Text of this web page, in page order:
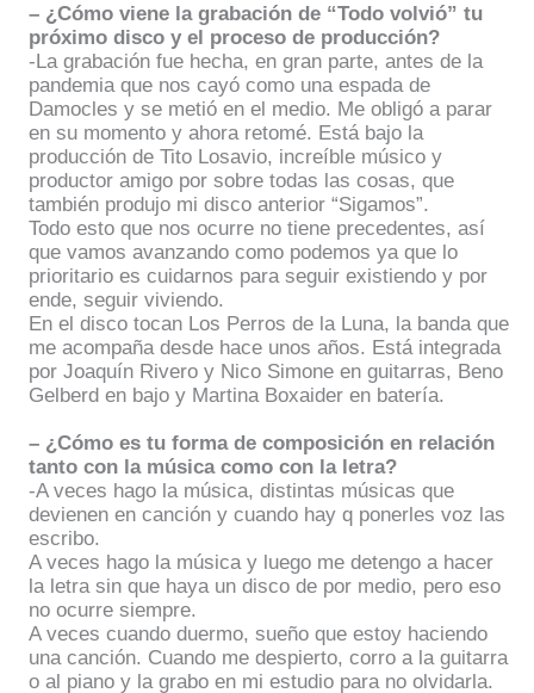
– ¿Cómo viene la grabación de “Todo volvió” tu
próximo disco y el proceso de producción?
-La grabación fue hecha, en gran parte, antes de la
pandemia que nos cayó como una espada de
Damocles y se metió en el medio. Me obligó a parar
en su momento y ahora retomé. Está bajo la
producción de Tito Losavio, increíble músico y
productor amigo por sobre todas las cosas, que
también produjo mi disco anterior “Sigamos”.
Todo esto que nos ocurre no tiene precedentes, así
que vamos avanzando como podemos ya que lo
prioritario es cuidarnos para seguir existiendo y por
ende, seguir viviendo.
En el disco tocan Los Perros de la Luna, la banda que
me acompaña desde hace unos años. Está integrada
por Joaquín Rivero y Nico Simone en guitarras, Beno
Gelberd en bajo y Martina Boxaider en batería.
– ¿Cómo es tu forma de composición en relación
tanto con la música como con la letra?
-A veces hago la música, distintas músicas que
devienen en canción y cuando hay q ponerles voz las
escribo.
A veces hago la música y luego me detengo a hacer
la letra sin que haya un disco de por medio, pero eso
no ocurre siempre.
A veces cuando duermo, sueño que estoy haciendo
una canción. Cuando me despierto, corro a la guitarra
o al piano y la grabo en mi estudio para no olvidarla.